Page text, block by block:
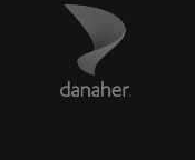
Danaher Logo